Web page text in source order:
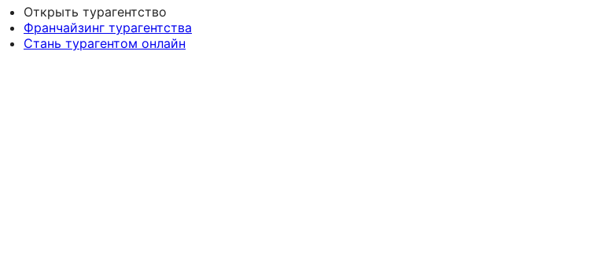
Открыть турагентство
Франчайзинг турагентства
Стань турагентом онлайн